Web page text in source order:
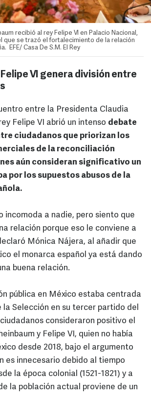
recibió al rey Felipe VI en Palacio Nacional,
que se trazó el fortalecimiento de la relación
EFE/ Casa De S.M. El Rey
VI genera división entre
entre la Presidenta Claudia
Felipe VI abrió un intenso debate
ciudadanos que priorizan los
de la reconciliación
aún consideran significativo un
por los supuestos abusos de la
incomoda a nadie, pero siento que
relación porque eso le conviene a
Mónica Nájera, al añadir que
el monarca español ya está dando
buena relación.
pública en México estaba centrada
Selección en su tercer partido del
consideraron positivo el
y Felipe VI, quien no había
desde 2018, bajo el argumento
es innecesario debido al tiempo
la época colonial (1521-1821) y a
la población actual proviene de un